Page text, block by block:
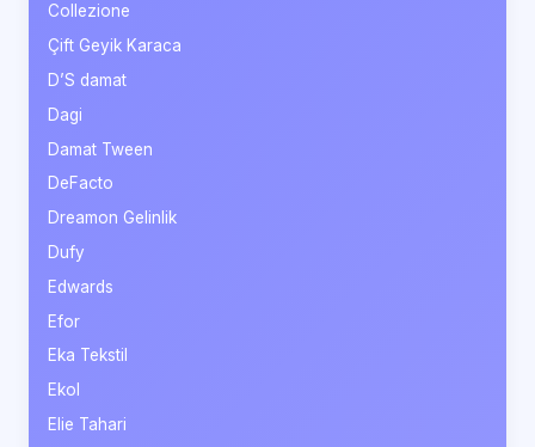
Collezione
Çift Geyik Karaca
D’S damat
Dagi
Damat Tween
DeFacto
Dreamon Gelinlik
Dufy
Edwards
Efor
Eka Tekstil
Ekol
Elie Tahari